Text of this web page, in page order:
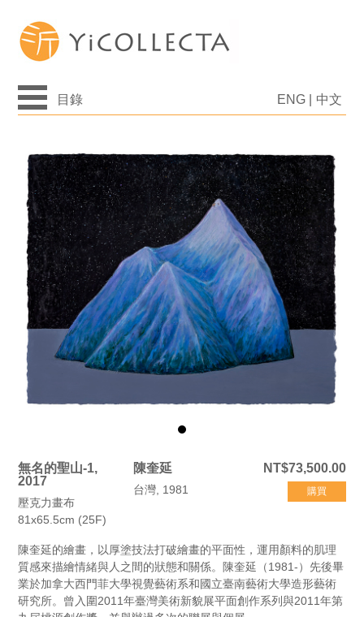
目錄 ENG 中文
無名的聖山-1,
2017
壓克力畫布
81x65.5cm (25F)
陳奎延
台灣, 1981
NT$73,500.00
購買
陳奎延的繪畫，以厚塗技法打破繪畫的平面性，運用顏料的肌理
質感來描繪情緒與人之間的狀態和關係。陳奎延（1981-）先後畢
業於加拿大西門菲大學視覺藝術系和國立臺南藝術大學造形藝術
研究所。曾入圍2011年臺灣美術新貌展平面創作系列與2011年第